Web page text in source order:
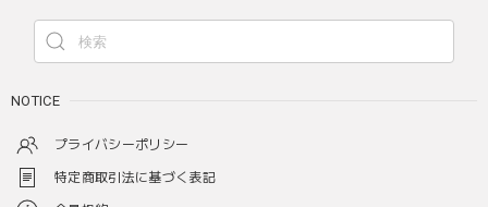
NOTICE
プライバシーポリシー
特定商取引法に基づく表記